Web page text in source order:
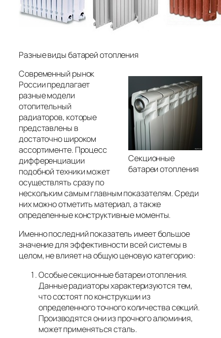
Разные виды батарей отопления
Секционные
батареи отопления
Современный рынок
России предлагает
разные модели
отопительный
радиаторов, которые
представлены в
достаточно широком
ассортименте. Процесс
дифференциации
подобной техники может
осуществлять сразу по
нескольким самым главным показателям. Среди
них можно отметить материал, а также
определенные конструктивные моменты.
Именно последний показатель имеет большое
значение для эффективности всей системы в
целом, не влияет на общую ценовую категорию:
Особые секционные батареи отопления.
Данные радиаторы характеризуются тем,
что состоят по конструкции из
определенного точного количества секций.
Производятся они из прочного алюминия,
может применяться сталь.